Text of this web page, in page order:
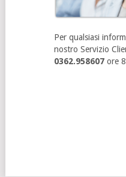
Per qualsiasi
nostro Servizio
0362.958607ore